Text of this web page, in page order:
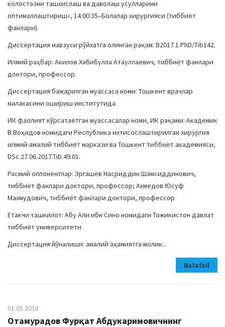
колостазни ташхислаш ва даволаш усулларини
оптималлаштириш», 14.00.35–Болалар хирургияси (тиббиёт
фанлари).
Диссертация мавзуси рўйхатга олинган рақам: B2017.1.PhD/Tib142.
Илмий раҳбар: Акилов Хабибулла Атауллаевич, тиббиёт фанлари
доктори, профессор.
Диссертация бажарилган муассаса номи: Тошкент врачлар
малакасини ошириш институтида.
ИК фаолият кўрсатаётган муассасалар номи, ИК рақами: Академик
В.Воҳидов номидаги Республика ихтисослаштирилган хирургия
илмий-амалий тиббиёт маркази ва Тошкент тиббиёт академияси,
DSc.27.06.2017.Tib.49.01.
Расмий оппонентлар: Эргашев Насриддин Шамсиддинович,
тиббиёт фанлари доктори, профессор; Ахмедов Юсуф
Махмудович, тиббиёт фанлари доктори, профессор
Етакчи ташкилот: Абу Али ибн Сино номидаги Тожикистон давлат
тиббиёт университети.
Диссертация йўналиши: амалий аҳамиятга молик...
Batafsil
01.05.2018
Отамурадов Фурқат Абдукаримовичнинг